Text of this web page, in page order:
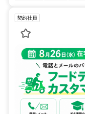
契約社員